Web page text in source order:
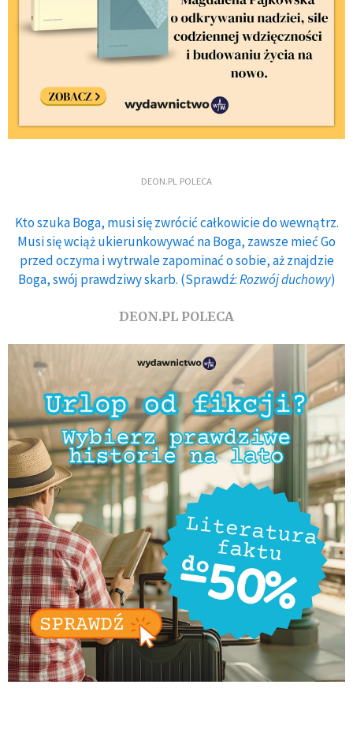
DEON.PL POLECA
Kto szuka Boga, musi się zwrócić całkowicie do wewnątrz.
Musi się wciąż ukierunkowywać na Boga, zawsze mieć Go
przed oczyma i wytrwale zapominać o sobie, aż znajdzie
Boga, swój prawdziwy skarb. (Sprawdź:Rozwój duchowy)
DEON.PL POLECA